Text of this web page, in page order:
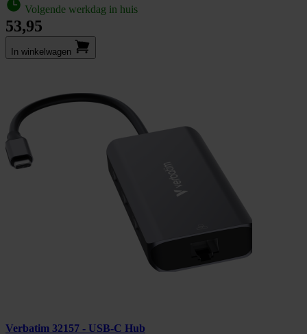
Volgende werkdag in huis
53,95
In winkel­wagen
Verbatim 32157 - USB-C Hub